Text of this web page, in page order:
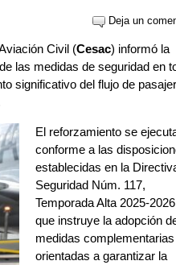
Deja un
Civil (Cesac) informó la
las medidas de seguridad en
significativo del flujo de
El reforzamiento se
conforme a las
establecidas en la
Seguridad Núm. 117,
Temporada Alta 2025-
que instruye la adopción
medidas complementarias
orientadas a garantizar la